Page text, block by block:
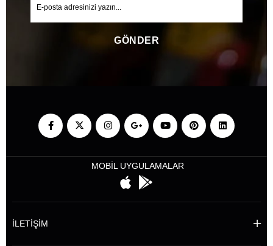
GÖNDER
MOBİL UYGULAMALAR
İLETİŞİM